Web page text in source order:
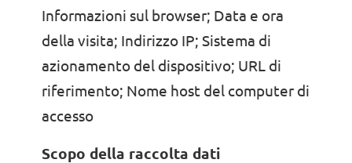
Informazioni sul browser; Data e ora
della visita; Indirizzo IP; Sistema di
azionamento del dispositivo; URL di
riferimento; Nome host del computer di
accesso
Scopo della raccolta dati